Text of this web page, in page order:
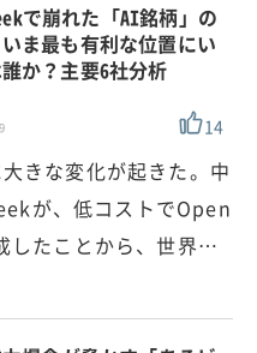
で崩れた「AI銘柄」の
ま最も有利な位置にい
か？主要6社分析
14
きな変化が起きた。中
が、低コストでOpen
したことから、世界…